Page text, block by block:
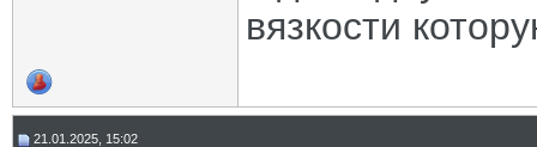
вязкости
21.01.2025, 15:02